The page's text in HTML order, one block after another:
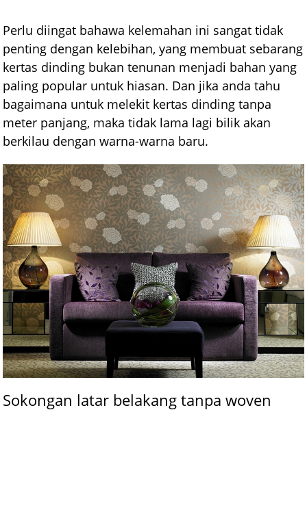
Perlu diingat bahawa kelemahan ini sangat tidak
penting dengan kelebihan, yang membuat sebarang
kertas dinding bukan tenunan menjadi bahan yang
paling popular untuk hiasan. Dan jika anda tahu
bagaimana untuk melekit kertas dinding tanpa
meter panjang, maka tidak lama lagi bilik akan
berkilau dengan warna-warna baru.
Sokongan latar belakang tanpa woven